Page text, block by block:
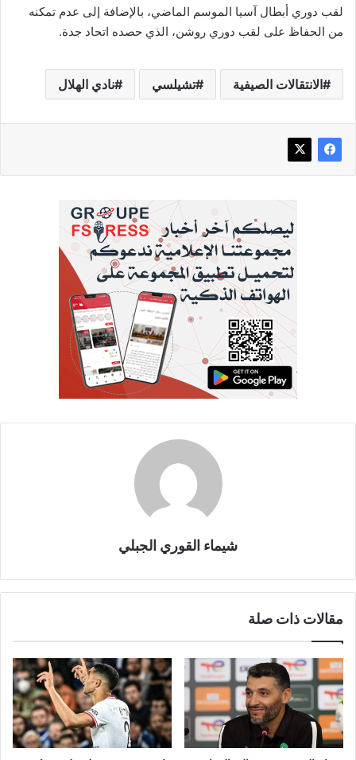
لقب دوري أبطال آسيا الموسم الماضي، بالإضافة إلى عدم تمكنه
من الحفاظ على لقب دوري روشن، الذي حصده اتحاد جدة.
الانتقالات الصيفية تشيلسي نادي الهلال
شيماء القوري الجبلي
مقالات ذات صلة